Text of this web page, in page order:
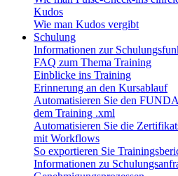
Kudos
Wie man Kudos vergibt
Schulung
Informationen zur
FAQ zum Thema Training
Einblicke ins Training
Erinnerung an den Kursablauf
Automatisieren Sie den
dem Training .xml
Automatisieren Sie die
mit Workflows
So exportieren Sie
Informationen zu